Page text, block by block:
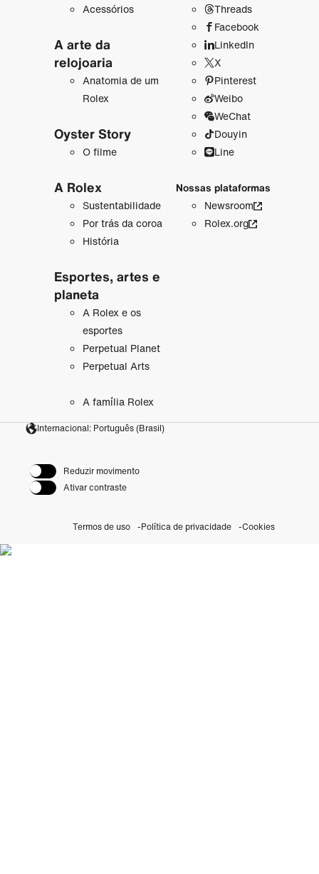
Acessórios
A arte da
relojoaria
Anatomia de um
Rolex
Oyster Story
O filme
A Rolex
Sustentabilidade
Por trás da coroa
História
Esportes, artes e
planeta
A Rolex e os
esportes
Perpetual Planet
Perpetual Arts
A família Rolex
Threads
Facebook
LinkedIn
X
Pinterest
Weibo
WeChat
Douyin
Line
Nossas plataformas
Newsroom
Rolex.org
Internacional: Português (Brasil)
Reduzir movimento
Ativar contraste
Termos de uso Política de privacidade Cookies